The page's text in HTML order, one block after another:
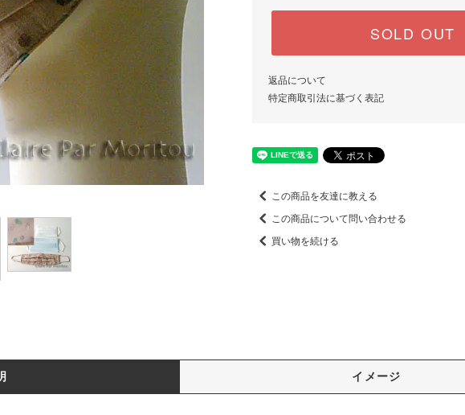
SOLD OUT
返品について
特定商取引法に基づく表記
この商品を友達に教える
この商品について問い合わせる
買い物を続ける
イメージ